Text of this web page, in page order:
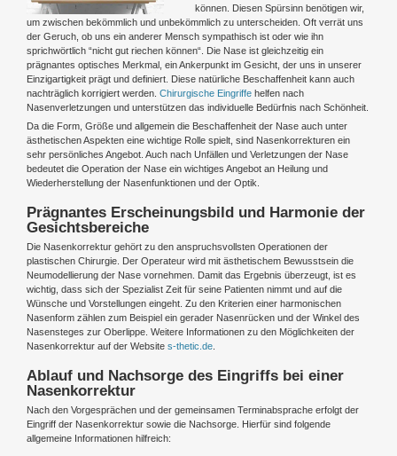
können. Diesen Spürsinn benötigen wir,
um zwischen bekömmlich und unbekömmlich zu unterscheiden. Oft verrät uns
der Geruch, ob uns ein anderer Mensch sympathisch ist oder wie ihn
sprichwörtlich “nicht gut riechen können“. Die Nase ist gleichzeitig ein
prägnantes optisches Merkmal, ein Ankerpunkt im Gesicht, der uns in unserer
Einzigartigkeit prägt und definiert. Diese natürliche Beschaffenheit kann auch
nachträglich korrigiert werden. Chirurgische Eingriffe helfen nach
Nasenverletzungen und unterstützen das individuelle Bedürfnis nach Schönheit.
Da die Form, Größe und allgemein die Beschaffenheit der Nase auch unter
ästhetischen Aspekten eine wichtige Rolle spielt, sind Nasenkorrekturen ein
sehr persönliches Angebot. Auch nach Unfällen und Verletzungen der Nase
bedeutet die Operation der Nase ein wichtiges Angebot an Heilung und
Wiederherstellung der Nasenfunktionen und der Optik.
Prägnantes Erscheinungsbild und Harmonie der
Gesichtsbereiche
Die Nasenkorrektur gehört zu den anspruchsvollsten Operationen der
plastischen Chirurgie. Der Operateur wird mit ästhetischem Bewusstsein die
Neumodellierung der Nase vornehmen. Damit das Ergebnis überzeugt, ist es
wichtig, dass sich der Spezialist Zeit für seine Patienten nimmt und auf die
Wünsche und Vorstellungen eingeht. Zu den Kriterien einer harmonischen
Nasenform zählen zum Beispiel ein gerader Nasenrücken und der Winkel des
Nasensteges zur Oberlippe. Weitere Informationen zu den Möglichkeiten der
Nasenkorrektur auf der Website s-thetic.de
Ablauf und Nachsorge des Eingriffs bei einer
Nasenkorrektur
Nach den Vorgesprächen und der gemeinsamen Terminabsprache erfolgt der
Eingriff der Nasenkorrektur sowie die Nachsorge. Hierfür sind folgende
allgemeine Informationen hilfreich: